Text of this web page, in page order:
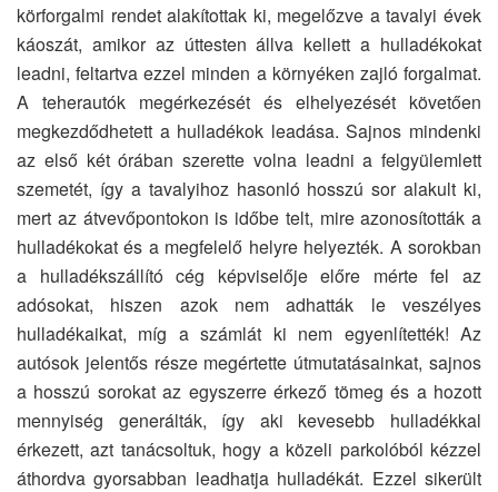
körforgalmi rendet alakítottak ki, megelőzve a tavalyi évek
káoszát, amikor az úttesten állva kellett a hulladékokat
leadni, feltartva ezzel minden a környéken zajló forgalmat.
A teherautók megérkezését és elhelyezését követően
megkezdődhetett a hulladékok leadása. Sajnos mindenki
az első két órában szerette volna leadni a felgyülemlett
szemetét, így a tavalyihoz hasonló hosszú sor alakult ki,
mert az átvevőpontokon is időbe telt, mire azonosították a
hulladékokat és a megfelelő helyre helyezték. A sorokban
a hulladékszállító cég képviselője előre mérte fel az
adósokat, hiszen azok nem adhatták le veszélyes
hulladékaikat, míg a számlát ki nem egyenlítették! Az
autósok jelentős része megértette útmutatásainkat, sajnos
a hosszú sorokat az egyszerre érkező tömeg és a hozott
mennyiség generálták, így aki kevesebb hulladékkal
érkezett, azt tanácsoltuk, hogy a közeli parkolóból kézzel
áthordva gyorsabban leadhatja hulladékát. Ezzel sikerült